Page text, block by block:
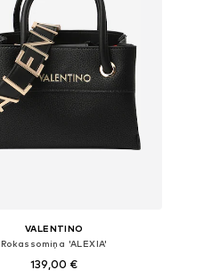
VALENTINO
Rokassomiņa 'ALEXIA'
139,00 €